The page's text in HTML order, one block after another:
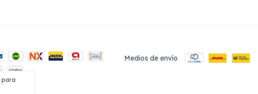
para
Medios de envío